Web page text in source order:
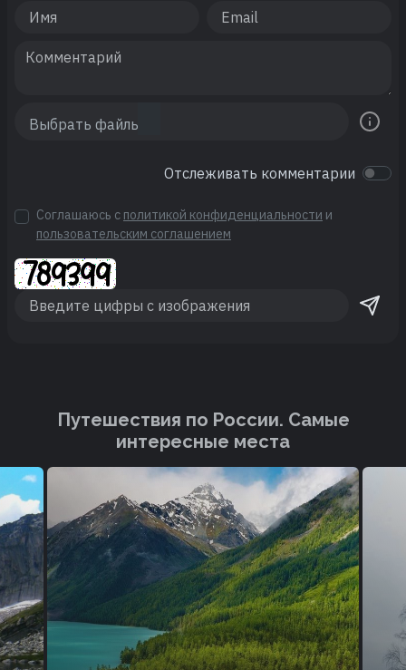
Отслеживать комментарии
Соглашаюсь с политикой конфиденциальности и
пользовательским соглашением
Путешествия по России. Cамые
интересные места